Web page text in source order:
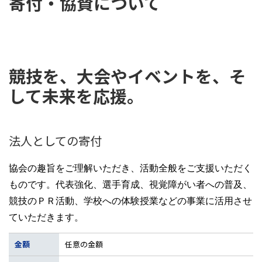
競技を、大会やイベントを、そ
して未来を応援。
法人としての寄付
協会の趣旨をご理解いただき、活動全般をご支援いただく
ものです。代表強化、選手育成、視覚障がい者への普及、
競技のＰＲ活動、学校への体験授業などの事業に活用させ
ていただきます。
金額 任意の金額